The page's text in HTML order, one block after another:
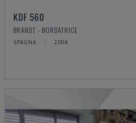
KDF 560
BRANDT - BORDATRICE
SPAGNA 2004